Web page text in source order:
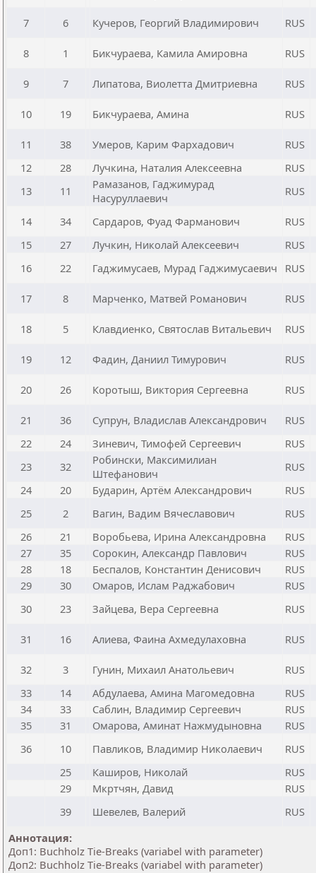
7 6 Кучеров, Георгий Владимирович RUS
8 1 Бикчураева, Камила Амировна RUS
9 7 Липатова, Виолетта Дмитриевна RUS
10 19 Бикчураева, Амина RUS
11 38 Умеров, Карим Фархадович
RUS
12
28 Лучкина, Наталия Алексеевна
RUS
13
11
Рамазанов, Гаджимурад
Насуруллаевич
RUS
14 34 Сардаров, Фуад Фарманович
RUS
15
27 Лучкин, Николай Алексеевич
RUS
16
22 Гаджимусаев, Мурад Гаджимусаевич RUS
17 8 Марченко, Матвей Романович RUS
18 5 Клавдиенко, Святослав Витальевич RUS
19 12 Фадин, Даниил Тимурович RUS
20 26 Коротыш, Виктория Сергеевна RUS
21 36 Супрун, Владислав Александрович
RUS
22
24 Зиневич, Тимофей Сергеевич
RUS
23
32
Робински, Максимилиан
Штефанович
RUS
24
20 Бударин, Артём Александрович
RUS
25
2 Вагин, Вадим Вячеславович
RUS
26
21 Воробьева, Ирина Александровна
RUS
27
35 Сорокин, Александр Павлович
RUS
28
18 Беспалов, Константин Денисович
RUS
29
30 Омаров, Ислам Раджабович
RUS
30
23 Зайцева, Вера Сергеевна RUS
31 16 Алиева, Фаина Ахмедулаховна RUS
32 3 Гунин, Михаил Анатольевич
RUS
33
14 Абдулаева, Амина Магомедовна
RUS
34
33 Саблин, Владимир Сергеевич
RUS
35
31 Омарова, Аминат Нажмудыновна
RUS
36
10 Павликов, Владимир Николаевич
RUS
25
Каширов, Николай
RUS
29
Мкртчян, Давид
RUS
39
Шевелев, Валерий
RUS
Аннотация:
Доп1: Buchholz Tie-Breaks (variabel with parameter)
Доп2: Buchholz Tie-Breaks (variabel with parameter)